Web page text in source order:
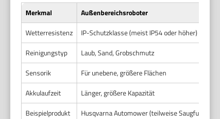
Merkmal
Außenbereichsroboter
Wetterresistenz
IP-Schutzklasse (meist IP54 oder höher)
Reinigungstyp
Laub, Sand, Grobschmutz
Sensorik
Für unebene, größere Flächen
Akkulaufzeit
Länger, größere Kapazität
Beispielprodukt
Husqvarna Automower (teilweise Saugfunktion